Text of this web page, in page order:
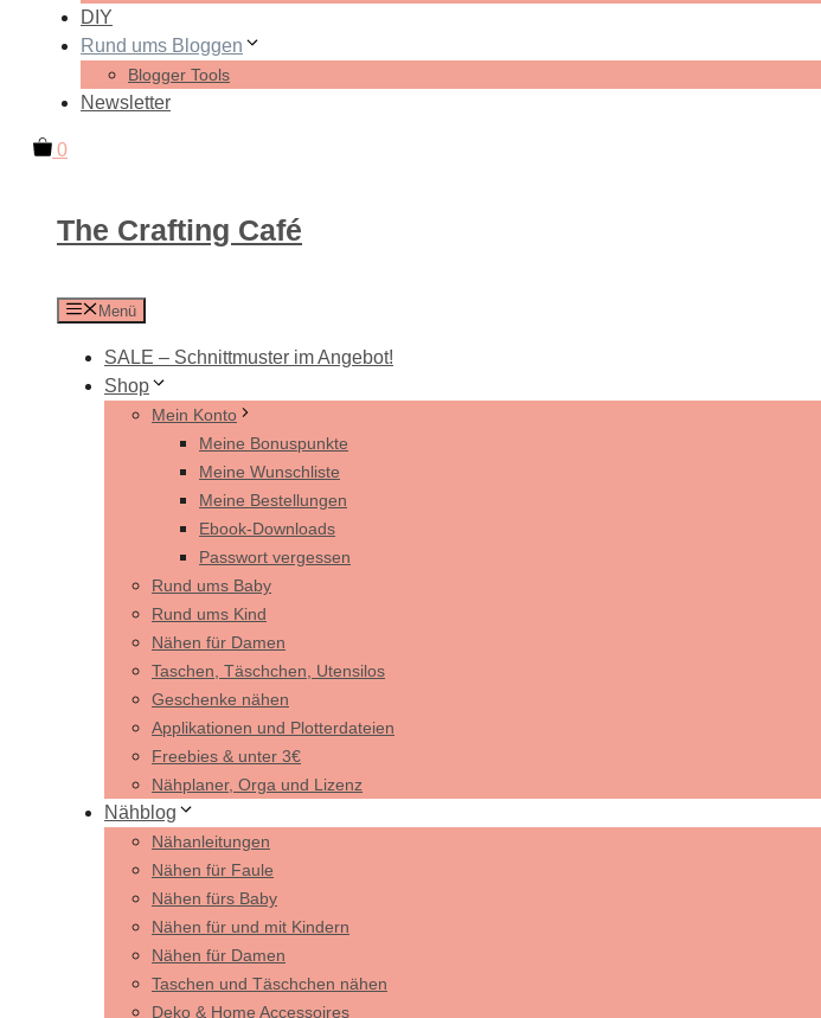
DIY
Rund ums Bloggen
Blogger Tools
Newsletter
0
The Crafting Café
Menü
SALE – Schnittmuster im Angebot!
Shop
Mein Konto
Meine Bonuspunkte
Meine Wunschliste
Meine Bestellungen
Ebook-Downloads
Passwort vergessen
Rund ums Baby
Rund ums Kind
Nähen für Damen
Taschen, Täschchen, Utensilos
Geschenke nähen
Applikationen und Plotterdateien
Freebies & unter 3€
Nähplaner, Orga und Lizenz
Nähblog
Nähanleitungen
Nähen für Faule
Nähen fürs Baby
Nähen für und mit Kindern
Nähen für Damen
Taschen und Täschchen nähen
Deko & Home Accessoires